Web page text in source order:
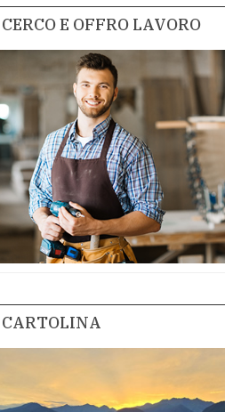
CERCO E OFFRO LAVORO
CARTOLINA